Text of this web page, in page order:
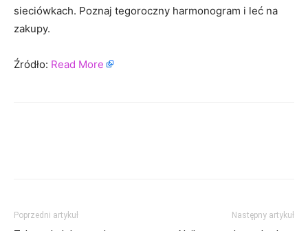
sieciówkach. Poznaj tegoroczny harmonogram i leć na
zakupy.
Źródło: Read More
Poprzedni artykuł Następny artykuł